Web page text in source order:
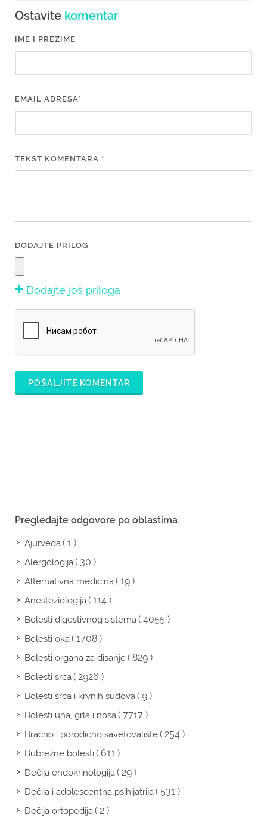
Ostavite komentar
IME I PREZIME
EMAIL ADRESA*
TEKST KOMENTARA *
DODAJTE PRILOG
Dodajte još priloga
POŠALJITE KOMENTAR
Pregledajte odgovore po oblastima
Ajurveda( 1 )
Alergologija( 30 )
Alternativna medicina( 19 )
Anesteziologija( 114 )
Bolesti digestivnog sistema( 4055 )
Bolesti oka( 1708 )
Bolesti organa za disanje( 829 )
Bolesti srca( 2926 )
Bolesti srca i krvnih sudova( 9 )
Bolesti uha, grla i nosa( 7717 )
Bračno i porodično savetovalište( 254 )
Bubrežne bolesti( 611 )
Dečija endokrinologija( 29 )
Dečija i adolescentna psihijatrija( 531 )
Dečija ortopedija( 2 )